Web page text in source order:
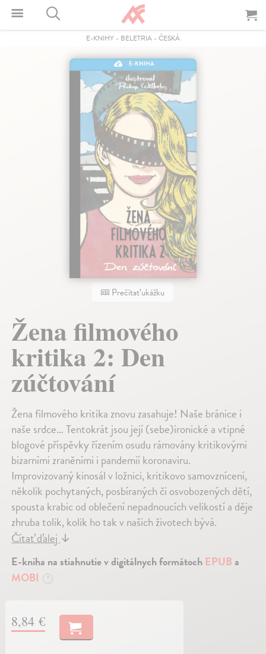
E-KNIHY - BELETRIA - ČESKÁ
E-KNIHA
Prečítať ukážku
Žena filmového
kritika 2: Den
zúčtování
Žena filmového kritika znovu zasahuje! Naše bránice i
naše srdce… Tentokrát jsou její (sebe)ironické a vtipné
blogové příspěvky řízením osudu rámovány kritikovými
bizarními zraněními i pandemií koronaviru.
Improvizovaný kinosál v ložnici, kritikovo samovznícení,
několik pochytaných, posbíraných či osvobozených dětí,
spousta krabic od oblečení nepadnoucích velikostí a děje
zhruba tolik, kolik ho tak v našich životech bývá.
Čítať ďalej↓
E-kniha na stiahnutie v digitálnych formátoch EPUBa
MOBI
?
8,84 €